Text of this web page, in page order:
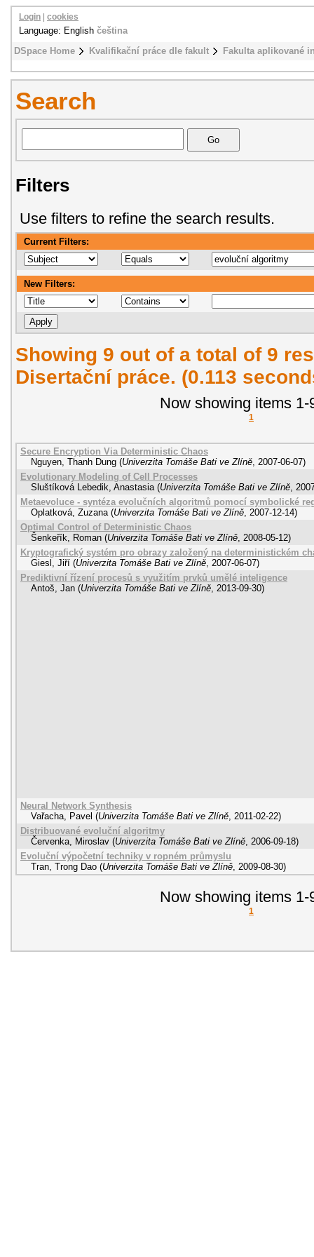
DSpace Home Kvalifikační práce dle fakult Fakulta aplikované
Login cookies
Language: English čeština
Search
Filters
Use filters to refine the search results.
Current Filters:
New Filters:
Showing 9 out of a total of 9
Disertační práce. (0.113
Now showing items 1-
1
Secure Encryption Via Deterministic Chaos
Nguyen, Thanh Dung (Univerzita Tomáše Bati ve Zlíně, 2007-06-07)
Evolutionary Modeling of Cell Processes
Sluštíková Lebedik, Anastasia (Univerzita Tomáše Bati ve Zlíně,
Metaevoluce - syntéza evolučních algoritmů pomocí symbolické
Oplatková, Zuzana (Univerzita Tomáše Bati ve Zlíně, 2007-12-14)
Optimal Control of Deterministic Chaos
Šenkeřík, Roman (Univerzita Tomáše Bati ve Zlíně, 2008-05-12)
Kryptografický systém pro obrazy založený na deterministickém
Giesl, Jiří (Univerzita Tomáše Bati ve Zlíně, 2007-06-07)
Prediktivní řízení procesů s využitím prvků umělé inteligence
Antoš, Jan (Univerzita Tomáše Bati ve Zlíně, 2013-09-30)
Neural Network Synthesis
Vařacha, Pavel (Univerzita Tomáše Bati ve Zlíně, 2011-02-22)
Distribuované evoluční algoritmy
Červenka, Miroslav (Univerzita Tomáše Bati ve Zlíně, 2006-09-18)
Evoluční výpočetní techniky v ropném průmyslu
Tran, Trong Dao (Univerzita Tomáše Bati ve Zlíně, 2009-08-30)
Now showing items 1-
1